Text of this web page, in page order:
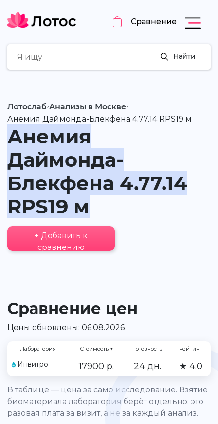
Сравнение
Найти
Лотослаб›Анализы в Москве›
Анемия Даймонда-Блекфена 4.77.14 RPS19 м
Анемия
Даймонда-
Блекфена 4.77.14
RPS19 м
+ Добавить к
сравнению
Сравнение цен
Цены обновлены: 06.08.2026
Лаборатория Стоимость ↑ Готовность Рейтинг
Инвитро 17900 р. 24 дн. ★ 4.0
В таблице — цена за само исследование. Взятие
биоматериала лаборатория берёт отдельно: это
разовая плата за визит, а не за каждый анализ.